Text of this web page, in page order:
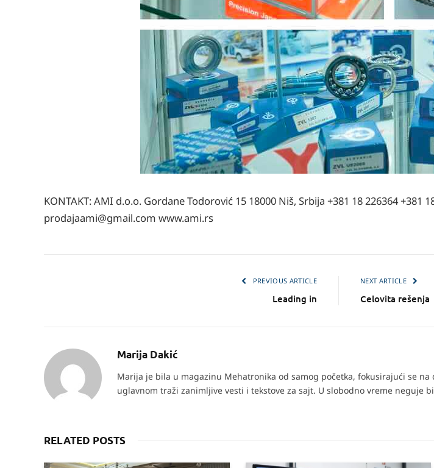
KONTAKT: AMI d.o.o. Gordane Todorović 15 18000 Niš, Srbija +381 18 226364 +381
prodajaami@gmail.com www.ami.rs
PREVIOUS ARTICLE
Leading in
NEXT ARTICLE
Celovita rešenja
Marija Dakić
Marija je bila u magazinu Mehatronika od samog početka, fokusirajući se
uglavnom traži zanimljive vesti i tekstove za sajt. U slobodno vreme neguje
RELATED POSTS